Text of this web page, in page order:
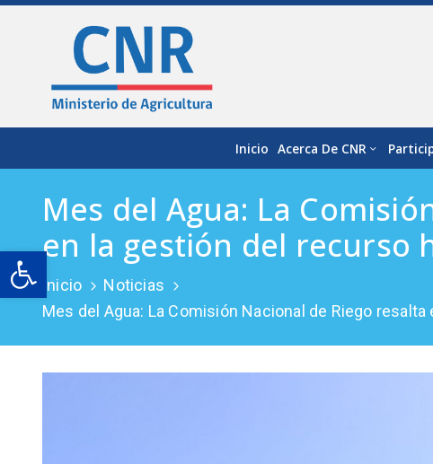
Open toolbar
Inicio Acerca De CNR
Mes del Agua: La
en la gestión del recurso
Inicio
Noticias
Mes del Agua: La Comisión Nacional de Riego